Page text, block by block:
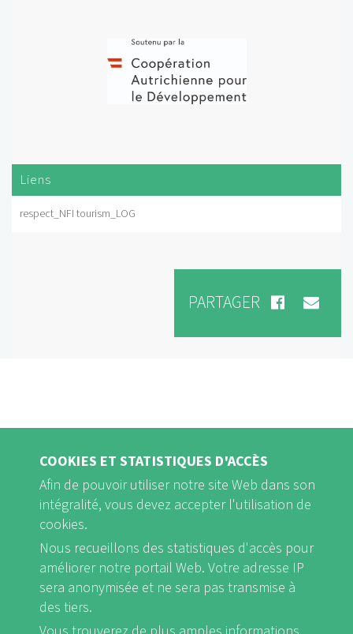
Liens
respect_NFI tourism_LOG
PARTAGER
FB Youtube Instagram
COOKIES ET STATISTIQUES D'ACCÈS
Afin de pouvoir utiliser notre site Web dans son
intégralité, vous devez accepter l'utilisation de
cookies.
Nous recueillons des statistiques d'accès pour
améliorer notre portail Web. Votre adresse IP
sera anonymisée et ne sera pas transmise à
des tiers.